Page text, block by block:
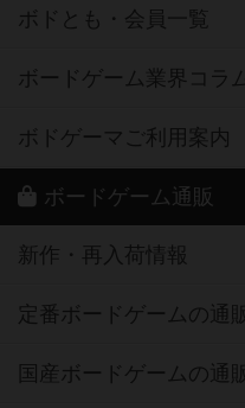
ボドとも・会員一覧
ボードゲーム業界コラ
ボドゲーマご利用案内
ボードゲーム通販
新作・再入荷情報
定番ボードゲームの通
国産ボードゲームの通